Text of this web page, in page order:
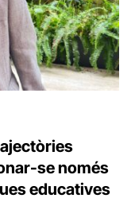
se només
educatives